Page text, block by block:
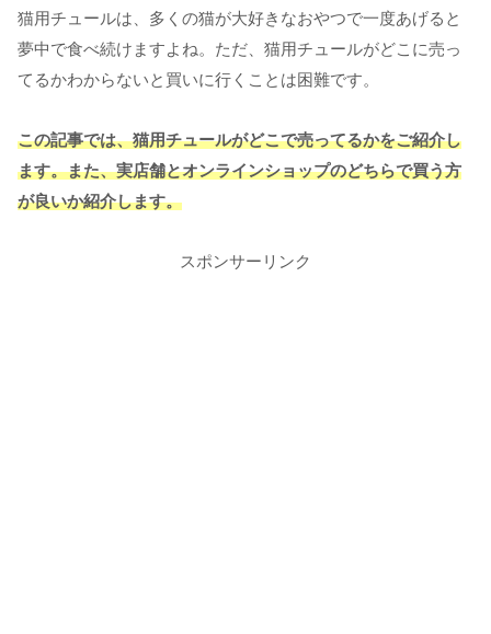
猫用チュールは、多くの猫が大好きなおやつで一度あげると
夢中で食べ続けますよね。 ただ、猫用チュールがどこに売っ
てるかわからないと買いに行くことは困難です。
この記事では、猫用チュールがどこで売ってるかをご紹介し
ます。また、実店舗とオンラインショップのどちらで買う方
が良いか紹介します。
スポンサーリンク